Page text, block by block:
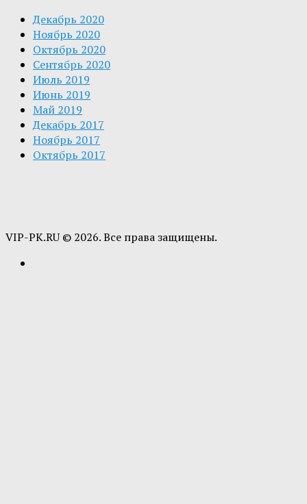
Декабрь 2020
Ноябрь 2020
Октябрь 2020
Сентябрь 2020
Июль 2019
Июнь 2019
Май 2019
Декабрь 2017
Ноябрь 2017
Октябрь 2017
VIP-PK.RU © 2026. Все права защищены.